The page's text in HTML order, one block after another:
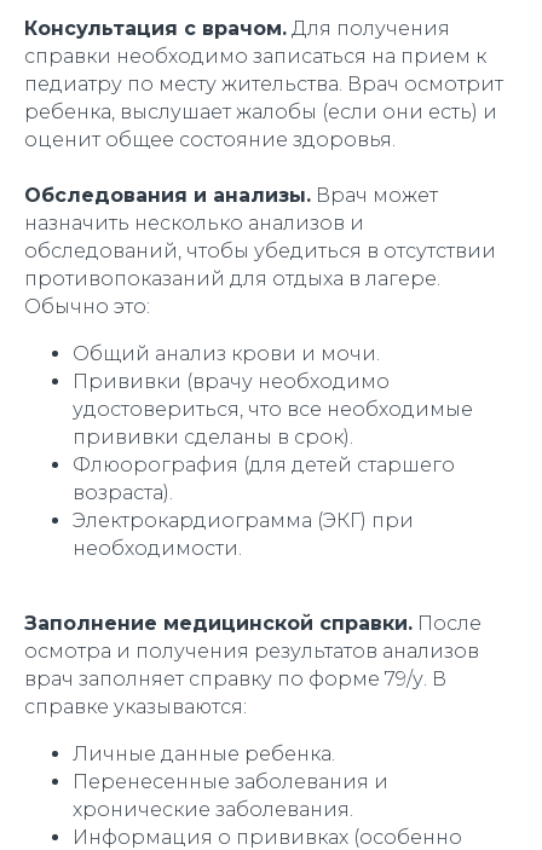
Консультация с врачом. Для получения
справки необходимо записаться на прием к
педиатру по месту жительства. Врач осмотрит
ребенка, выслушает жалобы (если они есть) и
оценит общее состояние здоровья.
Обследования и анализы. Врач может
назначить несколько анализов и
обследований, чтобы убедиться в отсутствии
противопоказаний для отдыха в лагере.
Обычно это:
Общий анализ крови и мочи.
Прививки (врачу необходимо
удостовериться, что все необходимые
прививки сделаны в срок).
Флюорография (для детей старшего
возраста).
Электрокардиограмма (ЭКГ) при
необходимости.
Заполнение медицинской справки. После
осмотра и получения результатов анализов
врач заполняет справку по форме 79/у. В
справке указываются:
Личные данные ребенка.
Перенесенные заболевания и
хронические заболевания.
Информация о прививках (особенно